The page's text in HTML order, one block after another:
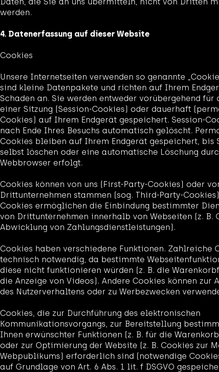
werden.
4. Datenerfassung auf dieser Website
Cookies
Unsere Internetseiten verwenden so genannte
sind kleine Datenpakete und richten auf Ihrem
Schaden an. Sie werden entweder vorübergehend für
einer Sitzung (Session-Cookies) oder dauerhaft
Cookies) auf Ihrem Endgerät gespeichert. Session-
nach Ende Ihres Besuchs automatisch gelöscht.
Cookies bleiben auf Ihrem Endgerät gespeichert, bis
selbst löschen oder eine automatische Löschung
Webbrowser erfolgt.
Cookies können von uns (First-Party-Cookies) oder
Drittunternehmen stammen (sog. Third-Party-
Cookies ermöglichen die Einbindung bestimmter
von Drittunternehmen innerhalb von Webseiten (z. B.
Abwicklung von Zahlungsdienstleistungen).
Cookies haben verschiedene Funktionen. Zahlreiche
technisch notwendig, da bestimmte
diese nicht funktionieren würden (z. B. die
die Anzeige von Videos). Andere Cookies können zur
des Nutzerverhaltens oder zu Werbezwecken
Cookies, die zur Durchführung des elektronischen
Kommunikationsvorgangs, zur Bereitstellung
Ihnen erwünschter Funktionen (z. B. für die
oder zur Optimierung der Website (z. B. Cookies zur
Webpublikums) erforderlich sind (notwendige
auf Grundlage von Art. 6 Abs. 1 lit. f DSGVO